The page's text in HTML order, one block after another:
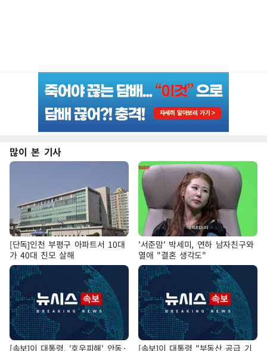
많이 본 기사
[단독]인천 부평구 아파트서 10대
가 40대 친모 살해
'서준맘' 박세미, 연하 남자친구와
열애 "결혼 생각도"
[속보]이 대통령, '호우피해' 안동· [속보]이 대통령 "부동산 공급 기